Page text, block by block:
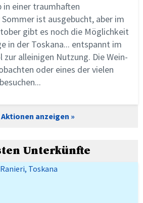
einer traumhaften
ist ausgebucht, aber im
gibt es noch die Möglichkeit
in der Toskana... entspannt im
zur alleinigen Nutzung. Die Wein-
oder eines der vielen
anzeigen
Unterkünfte